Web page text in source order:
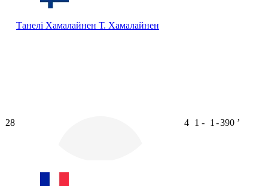
Танелі Хамалайнен Т. Хамалайнен
28 4 1 - 1 -390 ʼ